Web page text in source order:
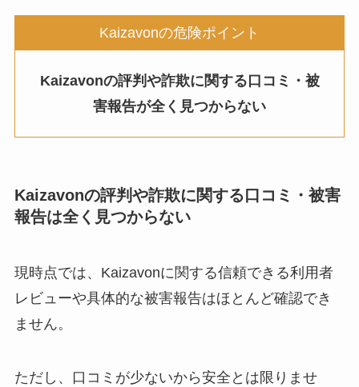
Kaizavonの危険ポイント
Kaizavonの評判や詐欺に関する口コミ・被
害報告が全く見つからない
Kaizavonの評判や詐欺に関する口コミ・被害
報告は全く見つからない
現時点では、Kaizavonに関する信頼できる利用者
レビューや具体的な被害報告はほとんど確認でき
ません。
ただし、口コミが少ないから安全とは限りませ